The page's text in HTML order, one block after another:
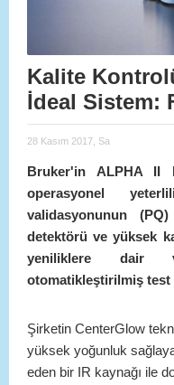
Kalite
İdeal Sistem:
28 Kasım 2017, Sa
Bruker'in ALPHA II
operasyonel
validasyonunun
detektörü ve yüksek
yeniliklere dair
otomatikleştirilmiş test
Şirketin CenterGlow
yüksek yoğunluk
eden bir IR kaynağı ile